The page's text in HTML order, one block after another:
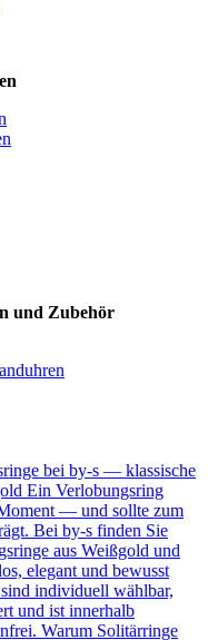
und Zubehör
bei by-s — klassische
Ein Verlobungsring
— und sollte zum
Bei by-s finden Sie
aus Weißgold und
elegant und bewusst
individuell wählbar,
und ist innerhalb
Warum Solitärringe